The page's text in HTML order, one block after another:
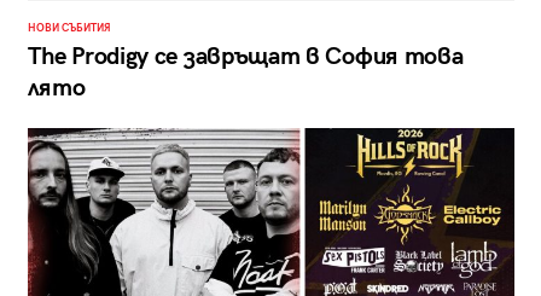
НОВИ СЪБИТИЯ
The Prodigy се завръщат в София това
лято